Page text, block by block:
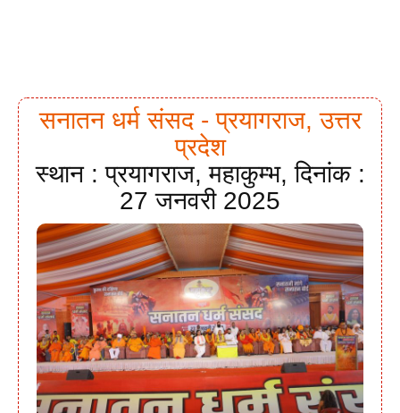
सनातन धर्म संसद - प्रयागराज, उत्तर
प्रदेश
स्थान : प्रयागराज, महाकुम्भ, दिनांक :
27 जनवरी 2025